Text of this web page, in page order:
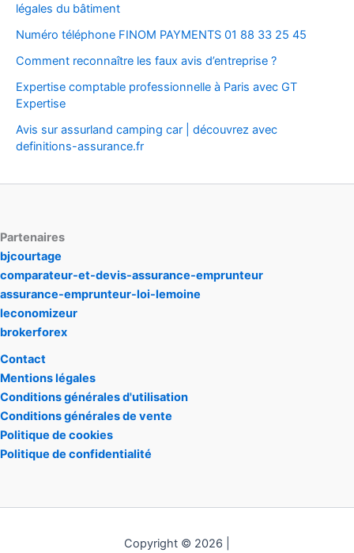
légales du bâtiment
Numéro téléphone FINOM PAYMENTS 01 88 33 25 45
Comment reconnaître les faux avis d’entreprise ?
Expertise comptable professionnelle à Paris avec GT
Expertise
Avis sur assurland camping car | découvrez avec
definitions-assurance.fr
Partenaires
bjcourtage
comparateur-et-devis-assurance-emprunteur
assurance-emprunteur-loi-lemoine
leconomizeur
brokerforex
Contact
Mentions légales
Conditions générales d'utilisation
Conditions générales de vente
Politique de cookies
Politique de confidentialité
Copyright © 2026 |